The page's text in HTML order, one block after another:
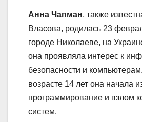
Анна Чапман, также
Власова, родилась 23
городе Николаеве, на
она проявляла интерес к
безопасности и
возрасте 14 лет она начала
программирование и взлом
систем.